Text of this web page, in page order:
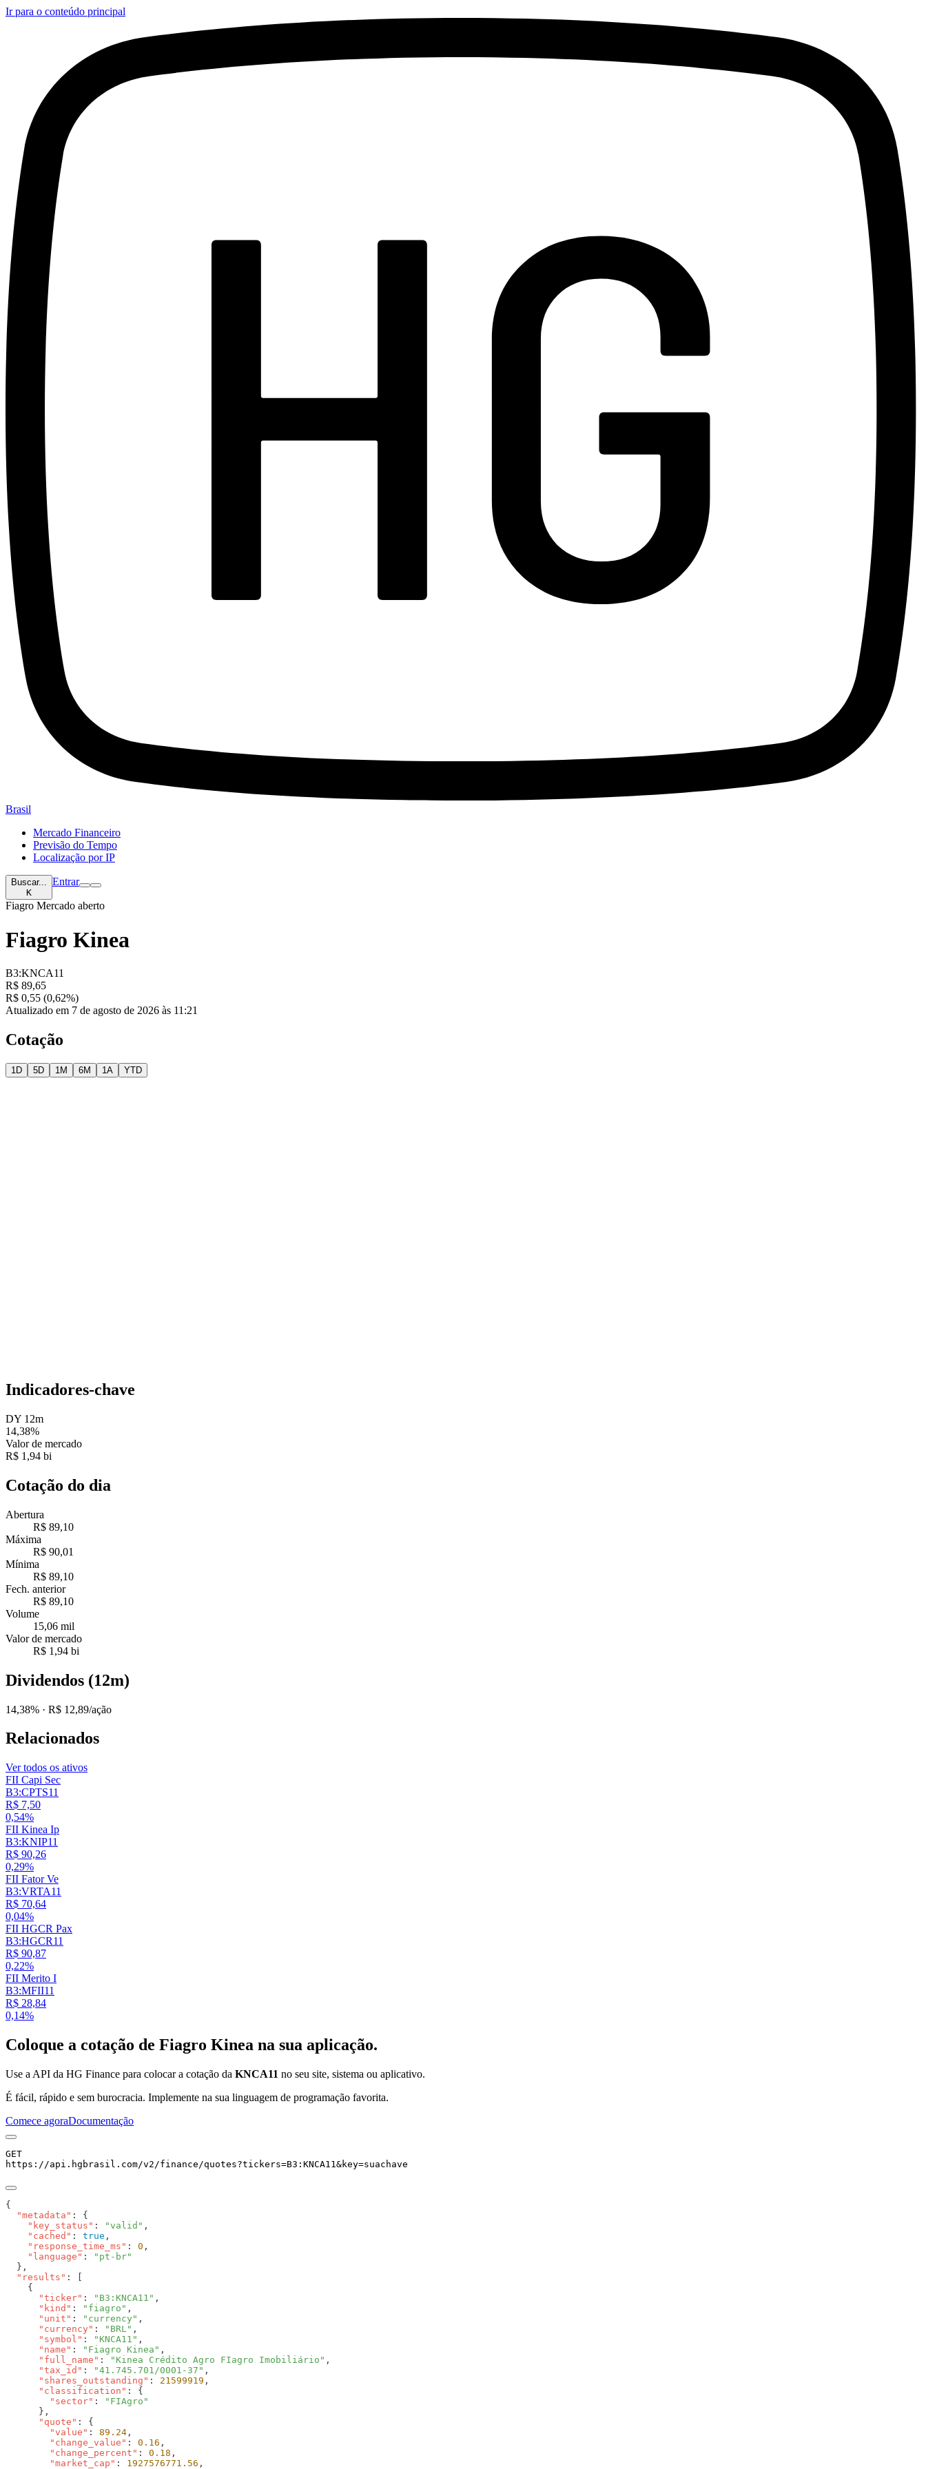
Ir para o conteúdo principal
Brasil
Mercado Financeiro
Previsão do Tempo
Localização por IP
Buscar...
K
Entrar
Fiagro Mercado aberto
Fiagro Kinea
B3:KNCA11
R$ 89,65
R$ 0,55 (0,62%)
Atualizado em 7 de agosto de 2026 às 11:21
Cotação
1D 5D 1M 6M 1A YTD
Indicadores-chave
DY 12m
14,38%
Valor de mercado
R$ 1,94 bi
Cotação do dia
Abertura
R$ 89,10
Máxima
R$ 90,01
Mínima
R$ 89,10
Fech. anterior
R$ 89,10
Volume
15,06 mil
Valor de mercado
R$ 1,94 bi
Dividendos (12m)
14,38% · R$ 12,89/ação
Relacionados
Ver todos os ativos
FII Capi Sec
B3:CPTS11
R$ 7,50
0,54%
FII Kinea Ip
B3:KNIP11
R$ 90,26
0,29%
FII Fator Ve
B3:VRTA11
R$ 70,64
0,04%
FII HGCR Pax
B3:HGCR11
R$ 90,87
0,22%
FII Merito I
B3:MFII11
R$ 28,84
0,14%
Coloque a cotação de Fiagro Kinea na sua aplicação.
Use a API da HG Finance para colocar a cotação da KNCA11 no seu site, sistema ou aplicativo.
É fácil, rápido e sem burocracia. Implemente na sua linguagem de programação favorita.
Comece agoraDocumentação
GET
https://api.hgbrasil.com/v2/finance/quotes?tickers=B3:KNCA11&key=suachave
  "metadata"
    "key_status"
: "valid"
    "cached"
: true
    "response_time_ms"
: 0
    "language"
:
  "results"
      "ticker"
: "B3:KNCA11"
      "kind"
: "fiagro"
      "unit"
: "currency"
      "currency"
: "BRL"
      "symbol"
: "KNCA11"
      "name"
: "Fiagro Kinea"
      "full_name"
: "Kinea Crédito Agro FIagro Imobiliário"
      "tax_id"
: "41.745.701/0001-37"
      "shares_outstanding"
: 21599919
      "classification"
        "sector"
:
      "quote"
        "value"
: 89.24
        "change_value"
: 0.16
        "change_percent"
: 0.18
        "market_cap"
: 1927576771.56